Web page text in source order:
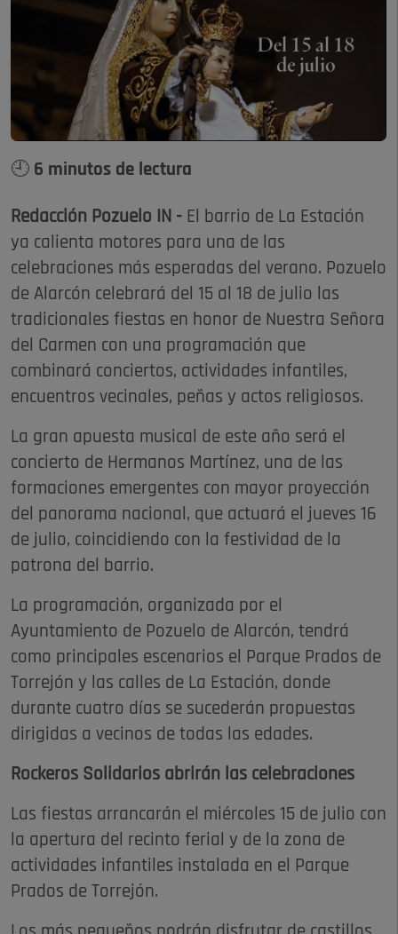
🕘 6 minutos de lectura
Redacción Pozuelo IN - El barrio de La Estación
ya calienta motores para una de las
celebraciones más esperadas del verano. Pozuelo
de Alarcón celebrará del 15 al 18 de julio las
tradicionales fiestas en honor de Nuestra Señora
del Carmen con una programación que
combinará conciertos, actividades infantiles,
encuentros vecinales, peñas y actos religiosos.
La gran apuesta musical de este año será el
concierto de Hermanos Martínez, una de las
formaciones emergentes con mayor proyección
del panorama nacional, que actuará el jueves 16
de julio, coincidiendo con la festividad de la
patrona del barrio.
La programación, organizada por el
Ayuntamiento de Pozuelo de Alarcón, tendrá
como principales escenarios el Parque Prados de
Torrejón y las calles de La Estación, donde
durante cuatro días se sucederán propuestas
dirigidas a vecinos de todas las edades.
Rockeros Solidarios abrirán las celebraciones
Las fiestas arrancarán el miércoles 15 de julio con
la apertura del recinto ferial y de la zona de
actividades infantiles instalada en el Parque
Prados de Torrejón.